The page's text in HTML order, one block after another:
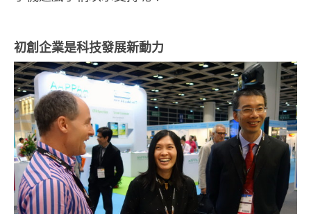
初創企業是科技發展新動力